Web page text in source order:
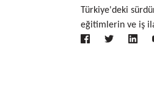
Türkiye'deki
eğitimlerin ve iş